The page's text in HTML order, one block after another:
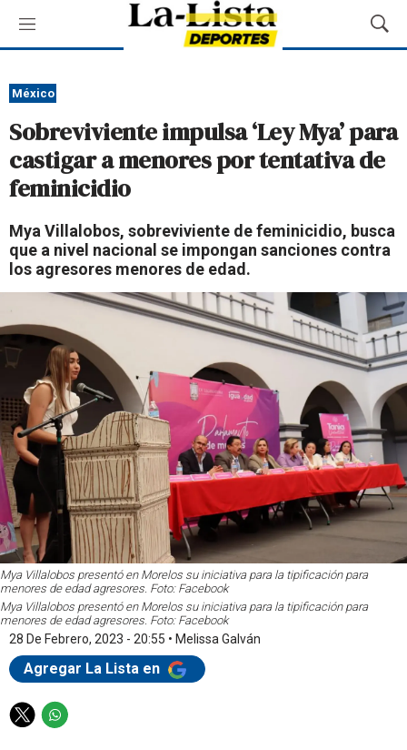
M
e
ú
M
o
a
r
B
q
u
e
a
México
Sobreviviente impulsa ‘Ley Mya’ para
castigar a menores por tentativa de
feminicidio
Mya Villalobos, sobreviviente de feminicidio, busca
que a nivel nacional se impongan sanciones contra
los agresores menores de edad.
Mya Villalobos presentó en Morelos su iniciativa para la tipificación para
menores de edad agresores. Foto: Facebook
Mya Villalobos presentó en Morelos su iniciativa para la tipificación para
menores de edad agresores. Foto: Facebook
28 De Febrero, 2023 - 20:55 • Melissa Galván
Agregar La Lista en
T
W